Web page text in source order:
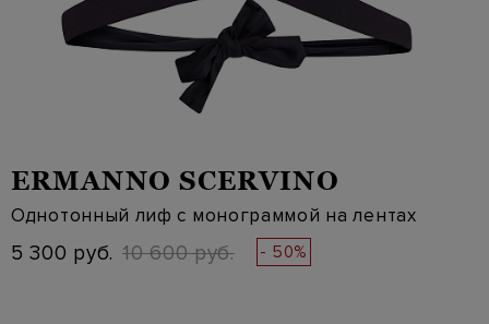
ERMANNO SCERVINO
Однотонный лиф с монограммой на лентах
5 300 руб. 10 600 руб. - 50%